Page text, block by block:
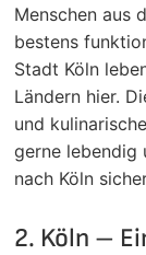
Menschen aus
bestens
Stadt Köln
Ländern hier.
und
gerne lebendig
nach Köln
2. Köln –